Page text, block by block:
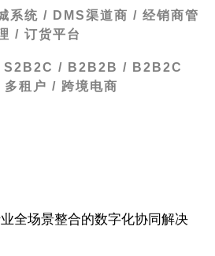
系统 / DMS渠道商 / 经销商管
/ 订货平台
/ B2B2B / B2B2C
租户 / 跨境电商
全场景整合的数字化协同解决